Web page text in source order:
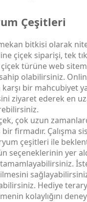
Çeşitleri
bitkisi olarak
çiçek siparişi, tek
türüne web
sahip olabilirsiniz.
bir mahcubiyet
ziyaret ederek en
çok uzun
bir firmadır.
çeşitleri ile
seçeneklerinin yer
tamamlayabilirsiniz.
Hediye
kolaylığını